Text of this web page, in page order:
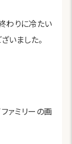
わりに冷たい
いました。
ァミリーの画